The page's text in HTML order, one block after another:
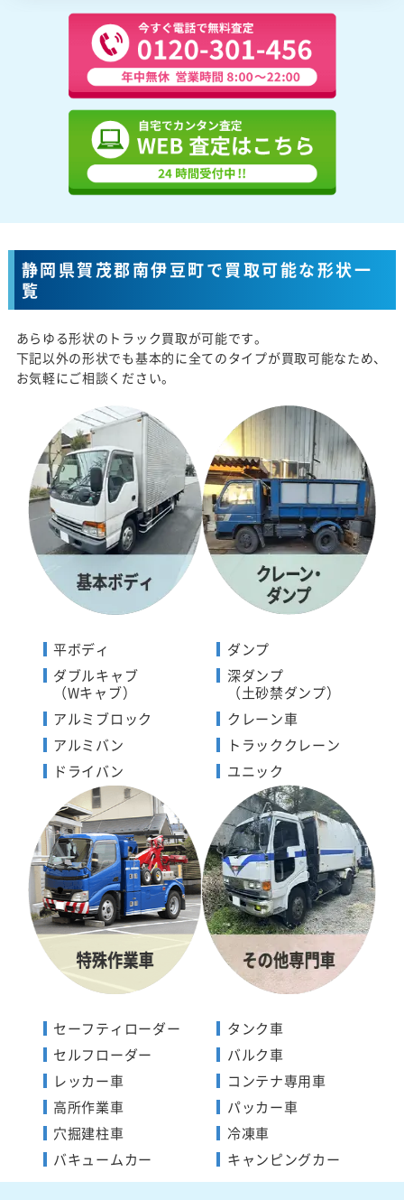
静岡県賀茂郡南伊豆町で買取可能な形状一
覧
あらゆる形状のトラック買取が可能です。
下記以外の形状でも基本的に全てのタイプが買取可能なため、
お気軽にご相談ください。
平ボディ
ダブルキャブ
（Wキャブ）
アルミブロック
アルミバン
ドライバン
ダンプ
深ダンプ
（土砂禁ダンプ）
クレーン車
トラッククレーン
ユニック
セーフティローダー
セルフローダー
レッカー車
高所作業車
穴掘建柱車
バキュームカー
タンク車
バルク車
コンテナ専用車
パッカー車
冷凍車
キャンピングカー